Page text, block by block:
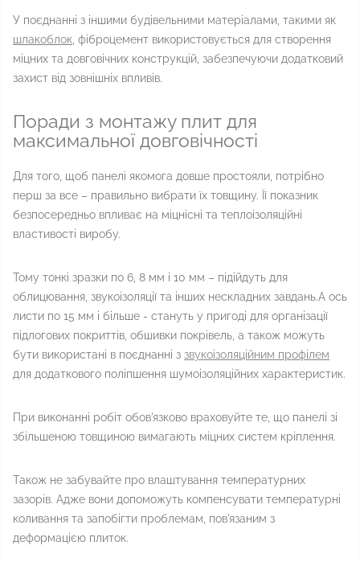
У поєднанні з іншими будівельними матеріалами, такими як
шлакоблок , фіброцемент використовується для створення
міцних та довговічних конструкцій, забезпечуючи додатковий
захист від зовнішніх впливів.
Поради з монтажу плит для
максимальної довговічності
Для того, щоб панелі якомога довше простояли, потрібно
перш за все – правильно вибрати їх товщину. Її показник
безпосередньо впливає на міцнісні та теплоізоляційні
властивості виробу.
Тому тонкі зразки по 6, 8 мм і 10 мм – підійдуть для
облицювання, звукоізоляції та інших нескладних завдань.А ось
листи по 15 мм і більше - стануть у пригоді для організації
підлогових покриттів, обшивки покрівель, а також можуть
бути використані в поєднанні з звукоізоляційним профілем
для додаткового поліпшення шумоізоляційних характеристик.
При виконанні робіт обов'язково враховуйте те, що панелі зі
збільшеною товщиною вимагають міцних систем кріплення.
Також не забувайте про влаштування температурних
зазорів. Адже вони допоможуть компенсувати температурні
коливання та запобігти проблемам, пов'язаним з
деформацією плиток.